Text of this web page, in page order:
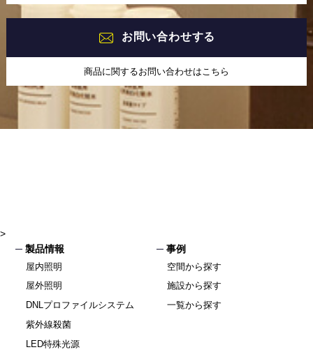
お問い合わせする
商品に関するお問い合わせはこちら
>
製品情報
屋内照明
屋外照明
DNLプロファイルシステム
紫外線殺菌
LED特殊光源
事例
空間から探す
施設から探す
一覧から探す